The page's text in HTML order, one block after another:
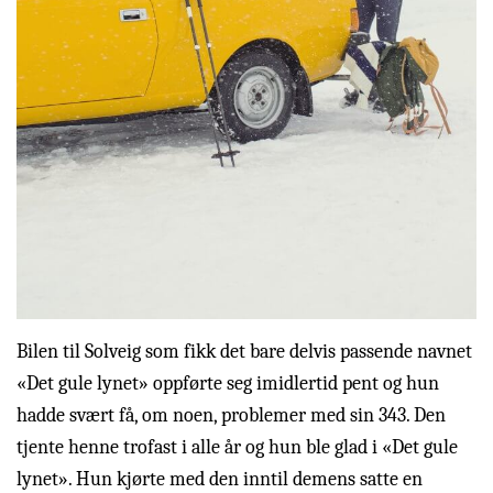
Bilen til Solveig som fikk det bare delvis passende navnet
«Det gule lynet» oppførte seg imidlertid pent og hun
hadde svært få, om noen, problemer med sin 343. Den
tjente henne trofast i alle år og hun ble glad i «Det gule
lynet». Hun kjørte med den inntil demens satte en